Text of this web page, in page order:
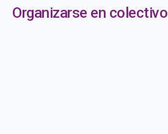
Organizarse en colectivo